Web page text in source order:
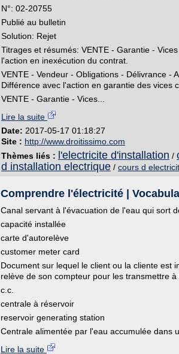
N°: 02-20755
Publié au bulletin
Solution: Rejet
Titrages et résumés: VENTE - Garantie -
l'action en inexécution du contrat.
VENTE - Vendeur - Obligations - Délivrance -
Différence avec l'action en garantie des vices
VENTE - Garantie - Vices...
Lire la suite
Date: 2017-05-17 01:18:27
Site : http://www.droitissimo.com
Thèmes liés :
l'electricite d'installation /
d installation electrique / cours d
Comprendre l'électricité |
Canal servant à l'évacuation de l'eau qui sort
capacité installée
carte d'autorelève
customer meter card
Document sur lequel le client ou la cliente est
relève de son compteur pour les transmettre à
c.c.
centrale à réservoir
reservoir generating station
Centrale alimentée par l'eau accumulée dans
Lire la suite